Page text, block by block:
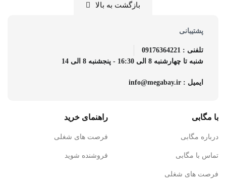
بازگشت به بالا
پشتیبانی
تلفنی : 09176364221
شنبه تا چهارشنبه 8 الی 16:30 - پنجشنبه 8 الی 14
ایمیل : info@megabay.ir
با مگابی
درباره مگابی
تماس با مگابی
فرصت های شغلی
راهنمای خرید
فرصت های شغلی
فروشنده شوید